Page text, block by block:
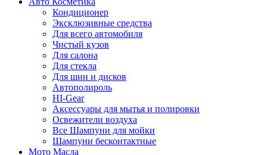
Кондиционер
Эксклюзивные средства
Для всего автомобиля
Чистый кузов
Для салона
Для стекла
Для шин и дисков
Автополироль
HI-Gear
Аксессуары для мытья и полировки
Освежители воздуха
Все Шампуни для мойки
Шампуни бесконтактные
Мото Масла